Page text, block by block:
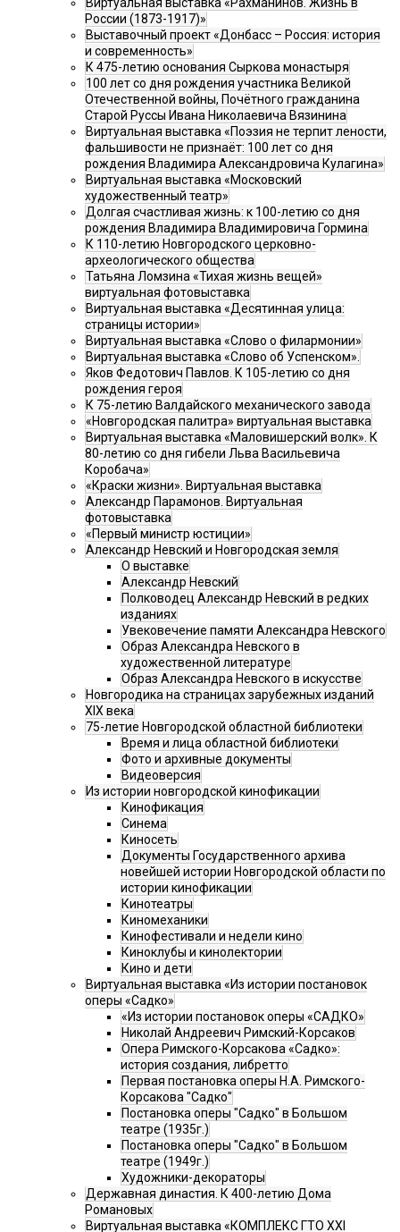
Виртуальная выставка «Рахманинов. Жизнь в
России (1873-1917)»
Выставочный проект «Донбасс – Россия: история
и современность»
К 475-летию основания Сыркова монастыря
100 лет со дня рождения участника Великой
Отечественной войны, Почётного гражданина
Старой Руссы Ивана Николаевича Вязинина
Виртуальная выставка «Поэзия не терпит лености,
фальшивости не признаёт: 100 лет со дня
рождения Владимира Александровича Кулагина»
Виртуальная выставка «Московский
художественный театр»
Долгая счастливая жизнь: к 100-летию со дня
рождения Владимира Владимировича Гормина
К 110-летию Новгородского церковно-
археологического общества
Татьяна Ломзина «Тихая жизнь вещей»
виртуальная фотовыставка
Виртуальная выставка «Десятинная улица:
страницы истории»
Виртуальная выставка «Слово о филармонии»
Виртуальная выставка «Слово об Успенском».
Яков Федотович Павлов. К 105-летию со дня
рождения героя
К 75-летию Валдайского механического завода
«Новгородская палитра» виртуальная выставка
Виртуальная выставка «Маловишерский волк». К
80-летию со дня гибели Льва Васильевича
Коробача»
«Краски жизни». Виртуальная выставка
Александр Парамонов. Виртуальная
фотовыставка
«Первый министр юстиции»
Александр Невский и Новгородская земля
О выставке
Александр Невский
Полководец Александр Невский в редких
изданиях
Увековечение памяти Александра Невского
Образ Александра Невского в
художественной литературе
Образ Александра Невского в искусстве
Новгородика на страницах зарубежных изданий
XIX века
75-летие Новгородской областной библиотеки
Время и лица областной библиотеки
Фото и архивные документы
Видеоверсия
Из истории новгородской кинофикации
Кинофикация
Синема
Киносеть
Документы Государственного архива
новейшей истории Новгородской области по
истории кинофикации
Кинотеатры
Киномеханики
Кинофестивали и недели кино
Киноклубы и кинолектории
Кино и дети
Виртуальная выставка «Из истории постановок
оперы «Садко»
«Из истории постановок оперы «САДКО»
Николай Андреевич Римский-Корсаков
Опера Римского-Корсакова «Садко»:
история создания, либретто
Первая постановка оперы Н.А. Римского-
Корсакова "Садко"
Постановка оперы "Садко" в Большом
театре (1935г.)
Постановка оперы "Садко" в Большом
театре (1949г.)
Художники-декораторы
Державная династия. К 400-летию Дома
Романовых
Виртуальная выставка «КОМПЛЕКС ГТО XXI